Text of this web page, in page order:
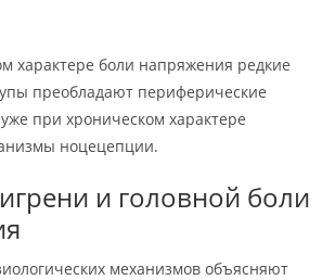
характере боли напряжения редкие
преобладают периферические
при хроническом характере
ноцецепции.
и головной боли
механизмов объясняют